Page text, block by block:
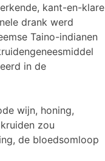
kant-en-klare
drank werd
Taino-indianen
in de
wijn, honing,
zou
de bloedsomloop